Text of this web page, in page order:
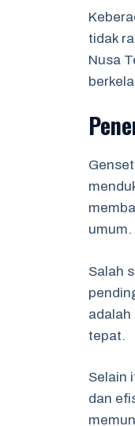
tidak
Nusa
umum.
Salah
adalah
tepat.
Selain
dan